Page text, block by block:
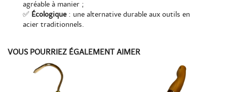
agréable à manier ;
✅ Écologique: une alternative durable aux outils en
acier traditionnels.
VOUS POURRIEZ ÉGALEMENT AIMER